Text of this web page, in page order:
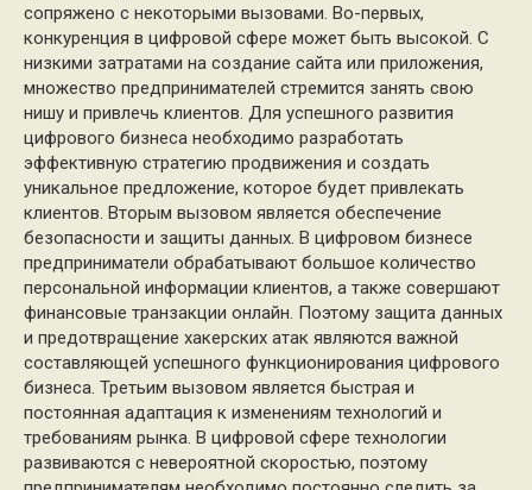
сопряжено с некоторыми вызовами. Во-первых,
конкуренция в цифровой сфере может быть высокой. С
низкими затратами на создание сайта или приложения,
множество предпринимателей стремится занять свою
нишу и привлечь клиентов. Для успешного развития
цифрового бизнеса необходимо разработать
эффективную стратегию продвижения и создать
уникальное предложение, которое будет привлекать
клиентов. Вторым вызовом является обеспечение
безопасности и защиты данных. В цифровом бизнесе
предприниматели обрабатывают большое количество
персональной информации клиентов, а также совершают
финансовые транзакции онлайн. Поэтому защита данных
и предотвращение хакерских атак являются важной
составляющей успешного функционирования цифрового
бизнеса. Третьим вызовом является быстрая и
постоянная адаптация к изменениям технологий и
требованиям рынка. В цифровой сфере технологии
развиваются с невероятной скоростью, поэтому